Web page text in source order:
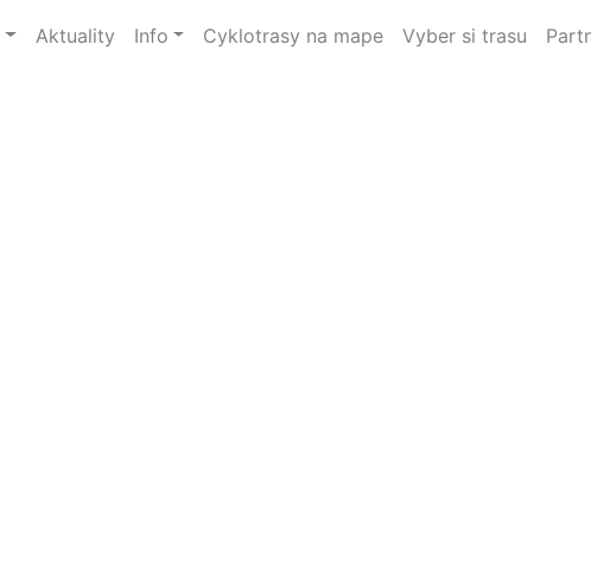
Aktuality Info Cyklotrasy na mape Vyber si trasu